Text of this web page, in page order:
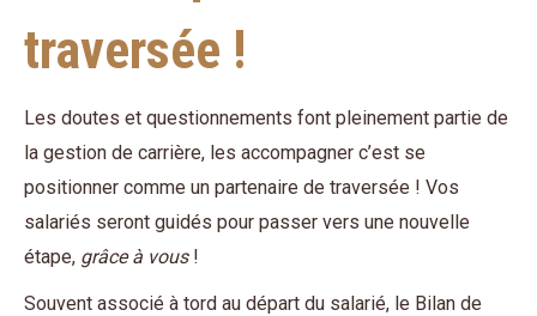
traversée !
Les doutes et questionnements font pleinement partie de
la gestion de carrière, les accompagner c’est se
positionner comme un partenaire de traversée ! Vos
salariés seront guidés pour passer vers une nouvelle
étape, grâce à vous!
Souvent associé à tord au départ du salarié, le Bilan de